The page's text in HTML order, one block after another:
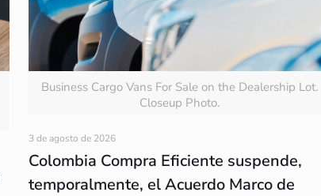
Business Cargo Vans For Sale on the Dealership Lot.
Closeup Photo.
3 de agosto de 2026
Colombia Compra Eficiente suspende,
temporalmente, el Acuerdo Marco de